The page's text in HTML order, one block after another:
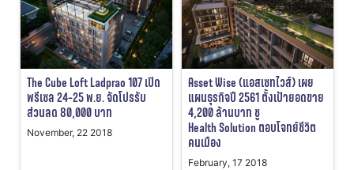
The Cube Loft Ladprao 107 เปิด
พรีเซล 24-25 พ.ย. จัดโปรรับ
ส่วนลด 80,000 บาท
November, 22 2018
Asset Wise (แอสเซทไวส์) เผย
แผนธุรกิจปี 2561 ตั้งเป้ายอดขาย
4,200 ล้านบาท ชู
Health Solution ตอบโจทย์ชีวิต
คนเมือง
February, 17 2018